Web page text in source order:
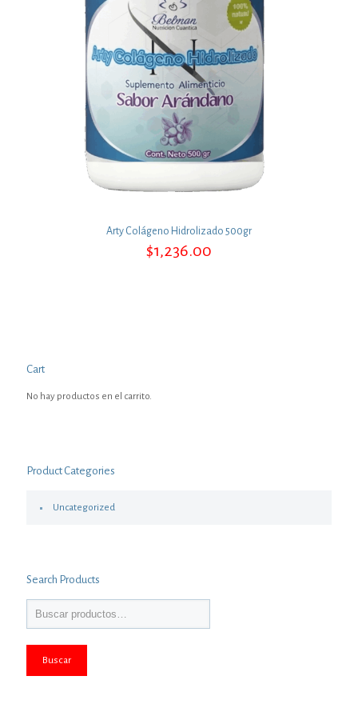
Arty Colágeno Hidrolizado 500gr
$1,236.00
Cart
No hay productos en el carrito.
Product Categories
Uncategorized
Search Products
Buscar